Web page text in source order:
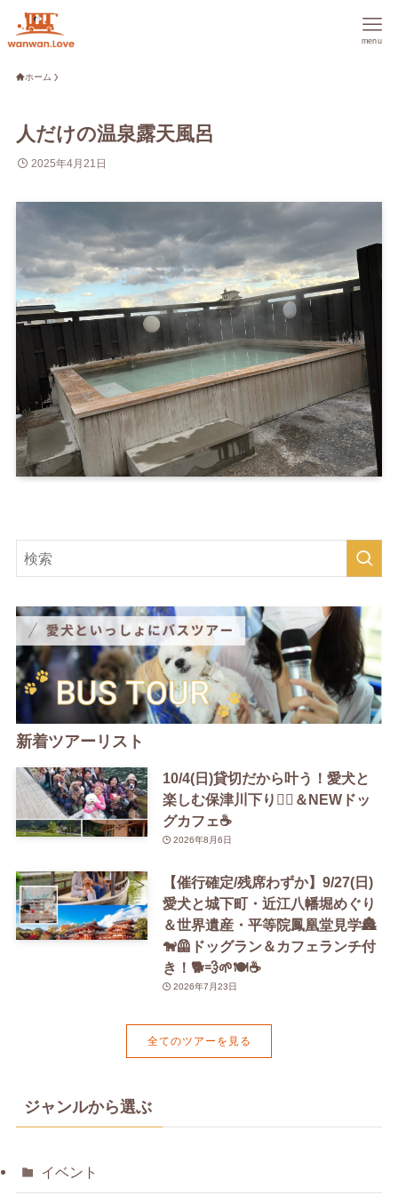
menu
ホーム
人だけの温泉露天風呂
2025年4月21日
新着ツアーリスト
10/4(日)貸切だから叶う！愛犬と
楽しむ保津川下り🚣‍♀️＆NEWドッ
グカフェ☕️
2026年8月6日
【催行確定/残席わずか】9/27(日)
愛犬と城下町・近江八幡堀めぐり
＆世界遺産・平等院鳳凰堂見学🏯
🐕‍🦺ドッグラン＆カフェランチ付
き！🐕💨🌱🍽️☕️
2026年7月23日
全てのツアーを見る
ジャンルから選ぶ
イベント